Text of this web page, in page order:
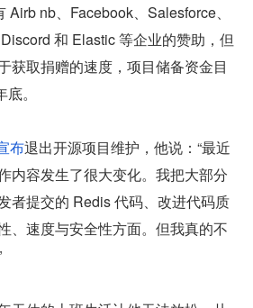
Airb nb、Facebook、Salesforce、
和 Elastic 等企业的赞助，但
获取捐赠的速度，项目储备资金目
。
布退出开源项目维护，他说：“最近
内容发生了很大变化。我把大部分
者提交的 Redis 代码、改进代码质
、速度与安全性方面。但我真的不